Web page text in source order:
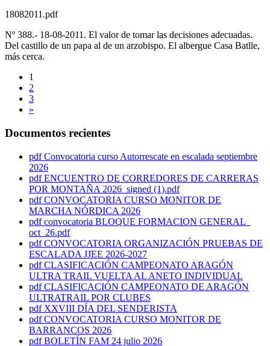
18082011.pdf
Nº 388.- 18-08-2011. El valor de tomar las decisiones adecuadas.
Del castillo de un papa al de un arzobispo. El albergue Casa Batlle,
más cerca.
1
2
3
»
Documentos recientes
pdf Convocatoria curso Autorrescate en escalada septiembre
2026
pdf ENCUENTRO DE CORREDORES DE CARRERAS
POR MONTAÑA 2026_signed (1).pdf
pdf CONVOCATORIA CURSO MONITOR DE
MARCHA NÓRDICA 2026
pdf convocatoria BLOQUE FORMACION GENERAL_
oct_26.pdf
pdf CONVOCATORIA ORGANIZACIÓN PRUEBAS DE
ESCALADA JJEE 2026-2027
pdf CLASIFICACIÓN CAMPEONATO ARAGÓN
ULTRA TRAIL VUELTA AL ANETO INDIVIDUAL
pdf CLASIFICACIÓN CAMPEONATO DE ARAGÓN
ULTRATRAIL POR CLUBES
pdf XXVIII DÍA DEL SENDERISTA
pdf CONVOCATORIA CURSO MONITOR DE
BARRANCOS 2026
pdf BOLETÍN FAM 24 julio 2026